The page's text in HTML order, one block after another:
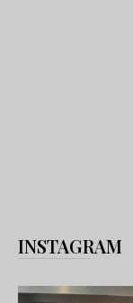
INSTAGRAM